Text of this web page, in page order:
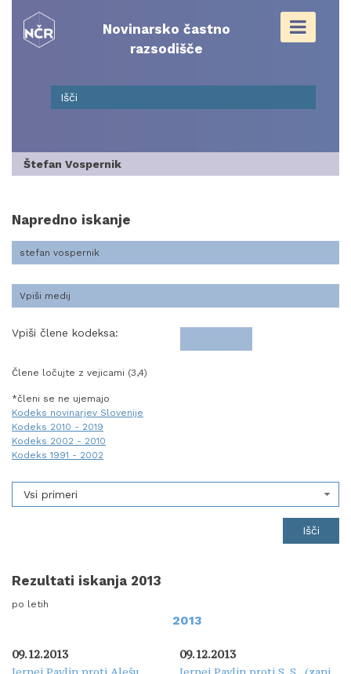
content
Novinarsko častno
razsodišče
Štefan Vospernik
Napredno iskanje
Vpiši člene kodeksa:
Člene ločujte z vejicami (3,4)
*členi se ne ujemajo
Kodeks novinarjev Slovenije
Kodeks 2010 - 2019
Kodeks 2002 - 2010
Kodeks 1991 - 2002
Vsi primeri
Rezultati iskanja 2013
po letih
2013
09.12.2013 09.12.2013